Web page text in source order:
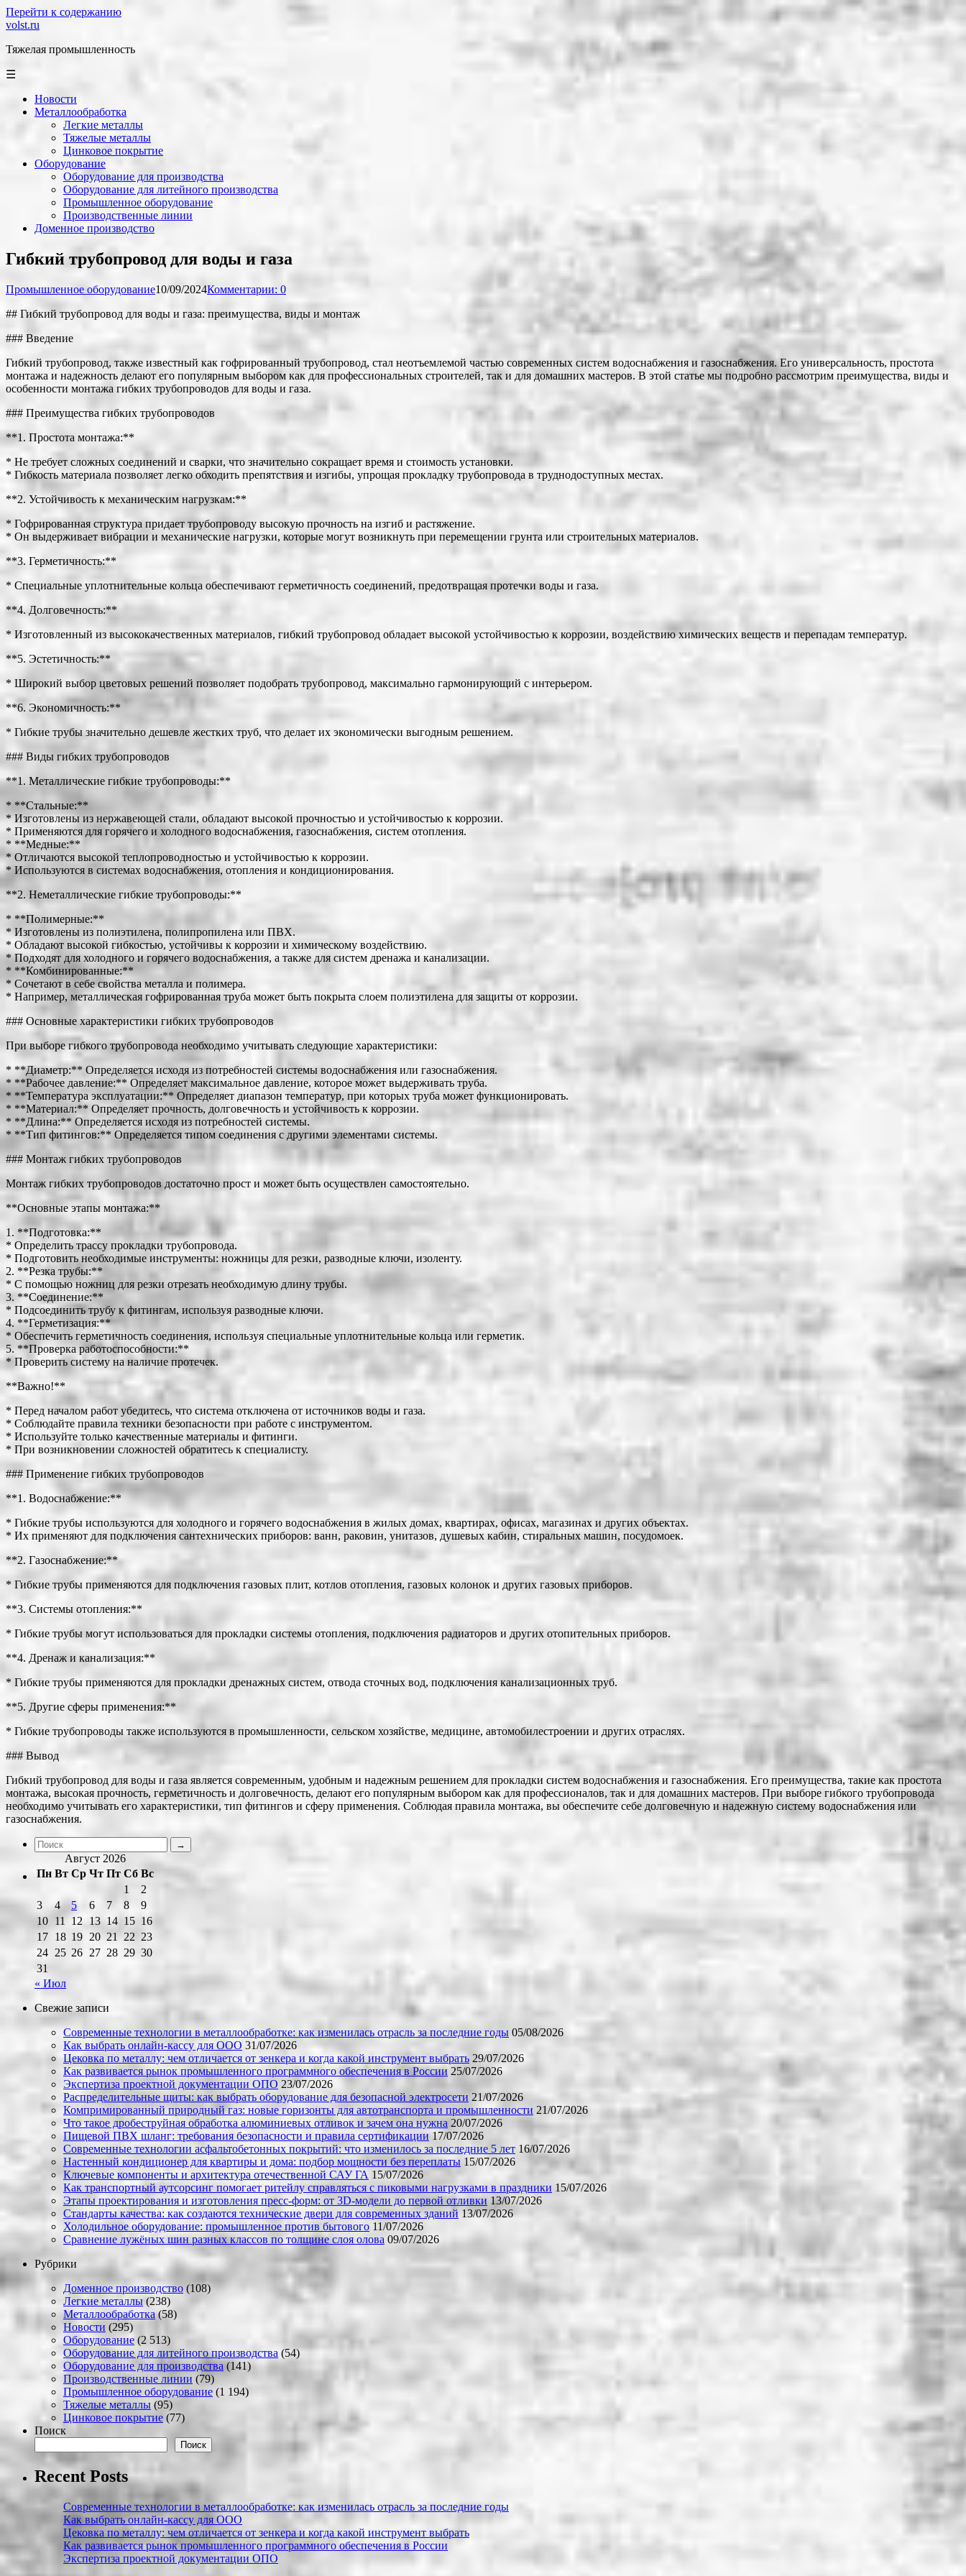
Перейти к содержанию
volst.ru
Тяжелая промышленность
☰
Новости
Металлообработка
Легкие металлы
Тяжелые металлы
Цинковое покрытие
Оборудование
Оборудование для производства
Оборудование для литейного производства
Промышленное оборудование
Производственные линии
Доменное производство
Гибкий трубопровод для воды и газа
Промышленное оборудование10/09/2024Комментарии: 0
## Гибкий трубопровод для воды и газа: преимущества, виды и монтаж
### Введение
Гибкий трубопровод, также известный как гофрированный трубопровод, стал неотъемлемой частью современных систем водоснабжения и газоснабжения. Его универсальность, простота
монтажа и надежность делают его популярным выбором как для профессиональных строителей, так и для домашних мастеров. В этой статье мы подробно рассмотрим преимущества, виды и
особенности монтажа гибких трубопроводов для воды и газа.
### Преимущества гибких трубопроводов
**1. Простота монтажа:**
* Не требует сложных соединений и сварки, что значительно сокращает время и стоимость установки.
* Гибкость материала позволяет легко обходить препятствия и изгибы, упрощая прокладку трубопровода в труднодоступных местах.
**2. Устойчивость к механическим нагрузкам:**
* Гофрированная структура придает трубопроводу высокую прочность на изгиб и растяжение.
* Он выдерживает вибрации и механические нагрузки, которые могут возникнуть при перемещении грунта или строительных материалов.
**3. Герметичность:**
* Специальные уплотнительные кольца обеспечивают герметичность соединений, предотвращая протечки воды и газа.
**4. Долговечность:**
* Изготовленный из высококачественных материалов, гибкий трубопровод обладает высокой устойчивостью к коррозии, воздействию химических веществ и перепадам температур.
**5. Эстетичность:**
* Широкий выбор цветовых решений позволяет подобрать трубопровод, максимально гармонирующий с интерьером.
**6. Экономичность:**
* Гибкие трубы значительно дешевле жестких труб, что делает их экономически выгодным решением.
### Виды гибких трубопроводов
**1. Металлические гибкие трубопроводы:**
* **Стальные:**
* Изготовлены из нержавеющей стали, обладают высокой прочностью и устойчивостью к коррозии.
* Применяются для горячего и холодного водоснабжения, газоснабжения, систем отопления.
* **Медные:**
* Отличаются высокой теплопроводностью и устойчивостью к коррозии.
* Используются в системах водоснабжения, отопления и кондиционирования.
**2. Неметаллические гибкие трубопроводы:**
* **Полимерные:**
* Изготовлены из полиэтилена, полипропилена или ПВХ.
* Обладают высокой гибкостью, устойчивы к коррозии и химическому воздействию.
* Подходят для холодного и горячего водоснабжения, а также для систем дренажа и канализации.
* **Комбинированные:**
* Сочетают в себе свойства металла и полимера.
* Например, металлическая гофрированная труба может быть покрыта слоем полиэтилена для защиты от коррозии.
### Основные характеристики гибких трубопроводов
При выборе гибкого трубопровода необходимо учитывать следующие характеристики:
* **Диаметр:** Определяется исходя из потребностей системы водоснабжения или газоснабжения.
* **Рабочее давление:** Определяет максимальное давление, которое может выдерживать труба.
* **Температура эксплуатации:** Определяет диапазон температур, при которых труба может функционировать.
* **Материал:** Определяет прочность, долговечность и устойчивость к коррозии.
* **Длина:** Определяется исходя из потребностей системы.
* **Тип фитингов:** Определяется типом соединения с другими элементами системы.
### Монтаж гибких трубопроводов
Монтаж гибких трубопроводов достаточно прост и может быть осуществлен самостоятельно.
**Основные этапы монтажа:**
1. **Подготовка:**
* Определить трассу прокладки трубопровода.
* Подготовить необходимые инструменты: ножницы для резки, разводные ключи, изоленту.
2. **Резка трубы:**
* С помощью ножниц для резки отрезать необходимую длину трубы.
3. **Соединение:**
* Подсоединить трубу к фитингам, используя разводные ключи.
4. **Герметизация:**
* Обеспечить герметичность соединения, используя специальные уплотнительные кольца или герметик.
5. **Проверка работоспособности:**
* Проверить систему на наличие протечек.
**Важно!**
* Перед началом работ убедитесь, что система отключена от источников воды и газа.
* Соблюдайте правила техники безопасности при работе с инструментом.
* Используйте только качественные материалы и фитинги.
* При возникновении сложностей обратитесь к специалисту.
### Применение гибких трубопроводов
**1. Водоснабжение:**
* Гибкие трубы используются для холодного и горячего водоснабжения в жилых домах, квартирах, офисах, магазинах и других объектах.
* Их применяют для подключения сантехнических приборов: ванн, раковин, унитазов, душевых кабин, стиральных машин, посудомоек.
**2. Газоснабжение:**
* Гибкие трубы применяются для подключения газовых плит, котлов отопления, газовых колонок и других газовых приборов.
**3. Системы отопления:**
* Гибкие трубы могут использоваться для прокладки системы отопления, подключения радиаторов и других отопительных приборов.
**4. Дренаж и канализация:**
* Гибкие трубы применяются для прокладки дренажных систем, отвода сточных вод, подключения канализационных труб.
**5. Другие сферы применения:**
* Гибкие трубопроводы также используются в промышленности, сельском хозяйстве, медицине, автомобилестроении и других отраслях.
### Вывод
Гибкий трубопровод для воды и газа является современным, удобным и надежным решением для прокладки систем водоснабжения и газоснабжения. Его преимущества, такие как простота
монтажа, высокая прочность, герметичность и долговечность, делают его популярным выбором как для профессионалов, так и для домашних мастеров. При выборе гибкого трубопровода
необходимо учитывать его характеристики, тип фитингов и сферу применения. Соблюдая правила монтажа, вы обеспечите себе долговечную и надежную систему водоснабжения или
газоснабжения.
Август 2026
Пн Вт Ср Чт Пт Сб Вс
1
2
3
4 5 6 7 8
9
10 11 12 13 14 15 16
17 18 19 20 21 22 23
24 25 26 27 28 29 30
31
« Июл
Свежие записи
Современные технологии в металлообработке: как изменилась отрасль за последние годы 05/08/2026
Как выбрать онлайн-кассу для ООО 31/07/2026
Цековка по металлу: чем отличается от зенкера и когда какой инструмент выбрать 29/07/2026
Как развивается рынок промышленного программного обеспечения в России 25/07/2026
Экспертиза проектной документации ОПО 23/07/2026
Распределительные щиты: как выбрать оборудование для безопасной электросети 21/07/2026
Компримированный природный газ: новые горизонты для автотранспорта и промышленности 21/07/2026
Что такое дробеструйная обработка алюминиевых отливок и зачем она нужна 20/07/2026
Пищевой ПВХ шланг: требования безопасности и правила сертификации 17/07/2026
Современные технологии асфальтобетонных покрытий: что изменилось за последние 5 лет 16/07/2026
Настенный кондиционер для квартиры и дома: подбор мощности без переплаты 15/07/2026
Ключевые компоненты и архитектура отечественной САУ ГА 15/07/2026
Как транспортный аутсорсинг помогает ритейлу справляться с пиковыми нагрузками в праздники 15/07/2026
Этапы проектирования и изготовления пресс-форм: от 3D-модели до первой отливки 13/07/2026
Стандарты качества: как создаются технические двери для современных зданий 13/07/2026
Холодильное оборудование: промышленное против бытового 11/07/2026
Сравнение лужёных шин разных классов по толщине слоя олова 09/07/2026
Рубрики
Доменное производство (108)
Легкие металлы (238)
Металлообработка(58)
Новости (295)
Оборудование (2 513)
Оборудование для литейного производства (54)
Оборудование для производства (141)
Производственные линии (79)
Промышленное оборудование (1 194)
Тяжелые металлы (95)
Цинковое покрытие (77)
Поиск
Поиск
Recent Posts
Современные технологии в металлообработке: как изменилась отрасль за последние годы
Как выбрать онлайн-кассу для ООО
Цековка по металлу: чем отличается от зенкера и когда какой инструмент выбрать
Как развивается рынок промышленного программного обеспечения в России
Экспертиза проектной документации ОПО